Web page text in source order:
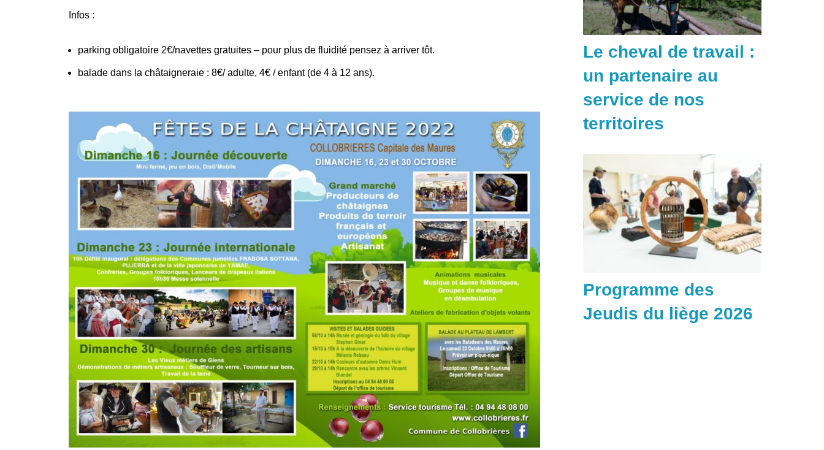
Infos :
parking obligatoire 2€/navettes gratuites – pour plus de fluidité pensez à arriver tôt.
balade dans la châtaigneraie : 8€/ adulte, 4€ / enfant (de 4 à 12 ans).
Le cheval de travail :
un partenaire au
service de nos
territoires
Programme des
Jeudis du liège 2026